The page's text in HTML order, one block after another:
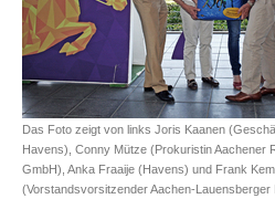
Das Foto zeigt von links Joris Kaanen
Havens), Conny Mütze (Prokuristin Aachener
GmbH), Anka Fraaije (Havens) und Frank
(Vorstandsvorsitzender Aachen-Lauensberger